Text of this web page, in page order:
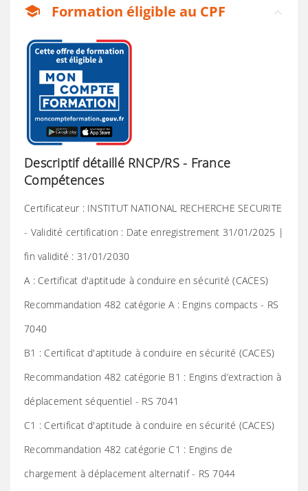
school Formation éligible au CPF
Descriptif détaillé RNCP/RS - France
Compétences
Certificateur : INSTITUT NATIONAL RECHERCHE SECURITE
- Validité certification : Date enregistrement 31/01/2025 |
fin validité : 31/01/2030
A : Certificat d'aptitude à conduire en sécurité (CACES)
Recommandation 482 catégorie A : Engins compacts - RS
7040
B1 : Certificat d'aptitude à conduire en sécurité (CACES)
Recommandation 482 catégorie B1 : Engins d’extraction à
déplacement séquentiel - RS 7041
C1 : Certificat d'aptitude à conduire en sécurité (CACES)
Recommandation 482 catégorie C1 : Engins de
chargement à déplacement alternatif - RS 7044